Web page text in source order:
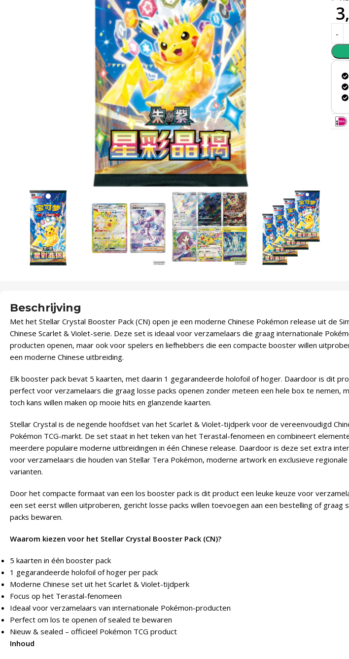
Beschrijving
Met het Stellar Crystal Booster Pack (CN) open je een moderne Chinese Pokémon release uit de
Chinese Scarlet & Violet-serie. Deze set is ideaal voor verzamelaars die graag internationale
producten openen, maar ook voor spelers en liefhebbers die een compacte booster willen
een moderne Chinese uitbreiding.
Elk booster pack bevat 5 kaarten, met daarin 1 gegarandeerde holofoil of hoger. Daardoor is dit
perfect voor verzamelaars die graag losse packs openen zonder meteen een hele box te nemen,
toch kans willen maken op mooie hits en glanzende kaarten.
Stellar Crystal is de negende hoofdset van het Scarlet & Violet-tijdperk voor de vereenvoudigd
Pokémon TCG-markt. De set staat in het teken van het Terastal-fenomeen en combineert
meerdere populaire moderne uitbreidingen in één Chinese release. Daardoor is deze set extra
voor verzamelaars die houden van Stellar Tera Pokémon, moderne artwork en exclusieve regionale
varianten.
Door het compacte formaat van een los booster pack is dit product een leuke keuze voor
een set eerst willen uitproberen, gericht losse packs willen toevoegen aan een bestelling of graag
packs bewaren.
Waarom kiezen voor het Stellar Crystal Booster Pack (CN)?
5 kaarten in één booster pack
1 gegarandeerde holofoil of hoger per pack
Moderne Chinese set uit het Scarlet & Violet-tijdperk
Focus op het Terastal-fenomeen
Ideaal voor verzamelaars van internationale Pokémon-producten
Perfect om los te openen of sealed te bewaren
Nieuw & sealed – officieel Pokémon TCG product
Inhoud